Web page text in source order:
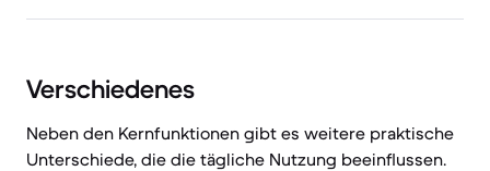
Verschiedenes
Neben den Kernfunktionen gibt es weitere praktische
Unterschiede, die die tägliche Nutzung beeinflussen.